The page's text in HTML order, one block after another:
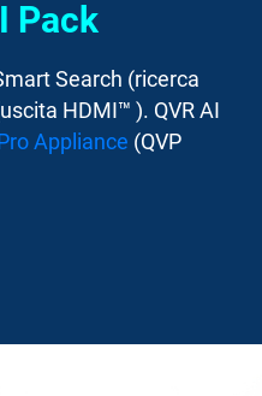
Pack
Search (ricerca
HDMI™ ). QVR AI
Appliance (QVP